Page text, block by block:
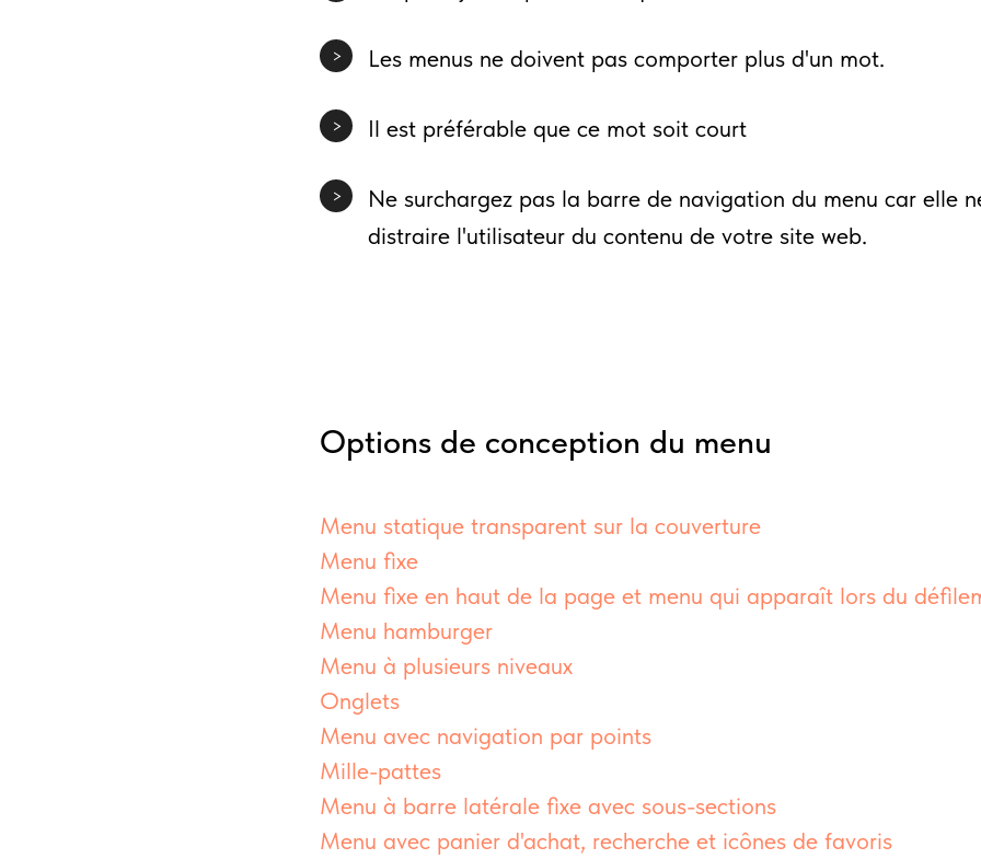
> Les menus ne doivent pas comporter plus d'un mot.
> Il est préférable que ce mot soit court
>
Ne surchargez pas la barre de navigation du menu car elle
distraire l'utilisateur du contenu de votre site web.
Options de conception du menu
Menu statique transparent sur la couverture
Menu fixe
Menu fixe en haut de la page et menu qui apparaît lors du
Menu hamburger
Menu à plusieurs niveaux
Onglets
Menu avec navigation par points
Mille-pattes
Menu à barre latérale fixe avec sous-sections
Menu avec panier d'achat, recherche et icônes de favoris